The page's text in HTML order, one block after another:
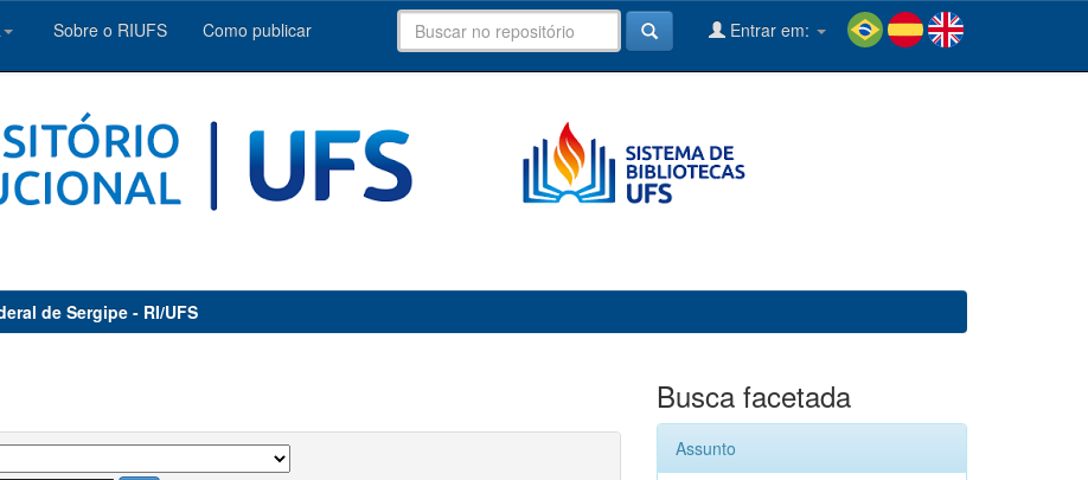
Sobre o RIUFS Como publicar Entrar em:
de Sergipe - RI/UFS
Busca facetada
Assunto